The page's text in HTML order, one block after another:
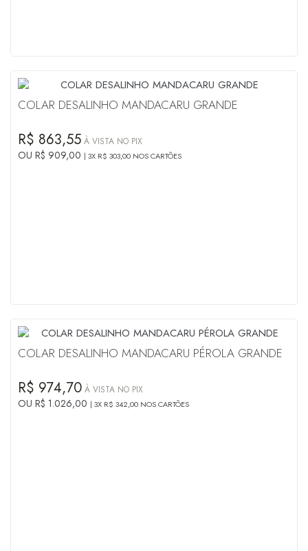
COLAR DESALINHO MANDACARU GRANDE
R$ 863,55 À VISTA NO PIX
OU R$ 909,00 3X R$ 303,00 NOS CARTÕES
COLAR DESALINHO MANDACARU PÉROLA GRANDE
R$ 974,70 À VISTA NO PIX
OU R$ 1.026,00 3X R$ 342,00 NOS CARTÕES